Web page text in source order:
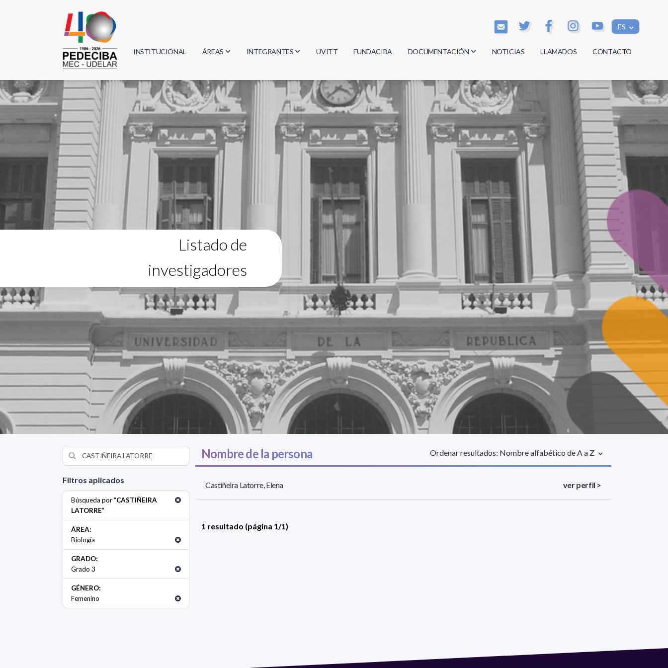
ES
INSTITUCIONAL ÁREAS
Biología
Física
Informática
Matemática
INTEGRANTES
Investigadores
Estudiantes
Egresados
UVITT FUNDACIBA DOCUMENTACIÓN
Actas
Reglamentos
Documentos
NOTICIAS LLAMADOS CONTACTO
Listado de
investigadores
Filtros aplicados
Búsqueda por "CASTIÑEIRA
LATORRE"
ÁREA:
Biología
GRADO:
Grado 3
GÉNERO:
Femenino
Nombre de la persona Ordenar resultados: Nombre alfabético de A a Z
Castiñeira Latorre, Elena ver perfil >
1 resultado (página 1/1)